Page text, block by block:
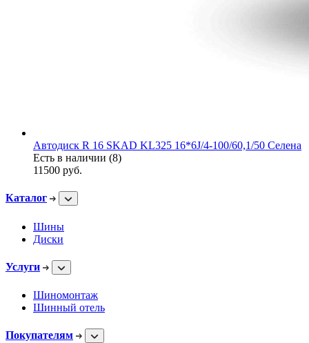
Автодиск R 16 SKAD KL325 16*6J/4-100/60,1/50 Селена
Есть в наличии (8)
11500 руб.
Каталог
Шины
Диски
Услуги
Шиномонтаж
Шинный отель
Покупателям